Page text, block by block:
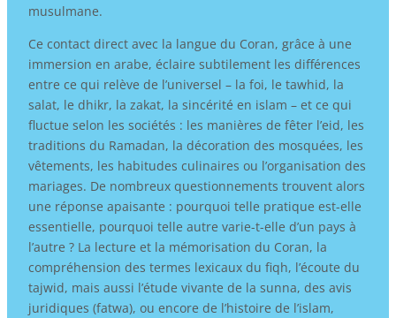
musulmane.
Ce contact direct avec la langue du Coran, grâce à une
immersion en arabe, éclaire subtilement les différences
entre ce qui relève de l’universel – la foi, le tawhid, la
salat, le dhikr, la zakat, la sincérité en islam – et ce qui
fluctue selon les sociétés : les manières de fêter l’eid, les
traditions du Ramadan, la décoration des mosquées, les
vêtements, les habitudes culinaires ou l’organisation des
mariages. De nombreux questionnements trouvent alors
une réponse apaisante : pourquoi telle pratique est-elle
essentielle, pourquoi telle autre varie-t-elle d’un pays à
l’autre ? La lecture et la mémorisation du Coran, la
compréhension des termes lexicaux du fiqh, l’écoute du
tajwid, mais aussi l’étude vivante de la sunna, des avis
juridiques (fatwa), ou encore de l’histoire de l’islam,